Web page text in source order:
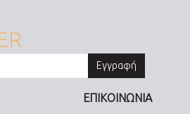
Εγγραφή
ΕΠΙΚΟΙΝΩΝΙΑ